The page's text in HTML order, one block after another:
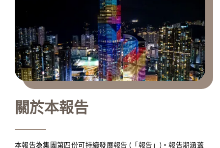
關於本報告
本報告為集團第四份可持續發展報告 (「報告」)。報告期涵蓋